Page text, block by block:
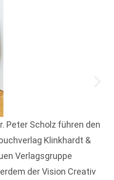
Peter Scholz führen den
Klinkhardt &
Verlagsgruppe
der Vision Creativ